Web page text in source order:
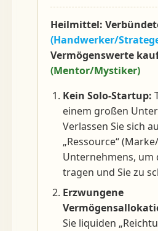
Heilmittel:
(Handwerker/
Vermögenswerte
(Mentor/Mystiker)
Kein Solo-Startup:
einem großen
Verlassen Sie sich
„Ressource“
Unternehmens, um
tragen und Sie zu
Erzwungene
Sie liquiden